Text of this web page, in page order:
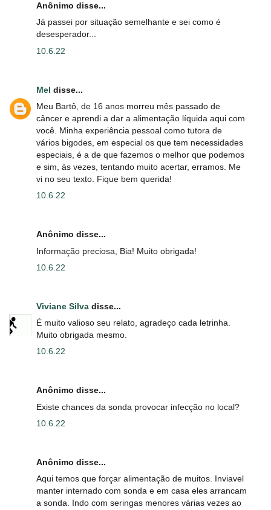
Anônimo disse...
Já passei por situação semelhante e sei como é
desesperador...
10.6.22
Mel disse...
Meu Bartô, de 16 anos morreu mês passado de
câncer e aprendi a dar a alimentação líquida aqui com
você. Minha experiência pessoal como tutora de
vários bigodes, em especial os que tem necessidades
especiais, é a de que fazemos o melhor que podemos
e sim, às vezes, tentando muito acertar, erramos. Me
vi no seu texto. Fique bem querida!
10.6.22
Anônimo disse...
Informação preciosa, Bia! Muito obrigada!
10.6.22
Viviane Silva disse...
É muito valioso seu relato, agradeço cada letrinha.
Muito obrigada mesmo.
10.6.22
Anônimo disse...
Existe chances da sonda provocar infecção no local?
10.6.22
Anônimo disse...
Aqui temos que forçar alimentação de muitos. Inviavel
manter internado com sonda e em casa eles arrancam
a sonda. Indo com seringas menores várias vezes ao